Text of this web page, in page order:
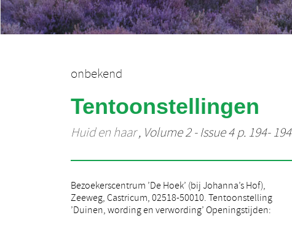
onbekend
Tentoonstellingen
Huid en haar, Volume 2 - Issue 4 p. 194- 194
Bezoekerscentrum ’De Hoek’ (bij Johanna’s Hof),
Zeeweg, Castricum, 02518-50010. Tentoonstelling
’Duinen, wording en verwording’ Openingstijden:
zondags 13.00-16.00 uur, herfstvacantie dagelijks